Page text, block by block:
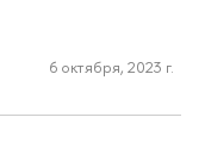
6 октября, 2023 г.